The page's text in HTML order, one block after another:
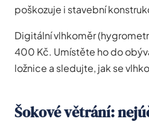
poškozuje i stavební
Digitální vlhkoměr
400 Kč. Umístěte ho do
ložnice a sledujte, jak se
Šokové větrání: